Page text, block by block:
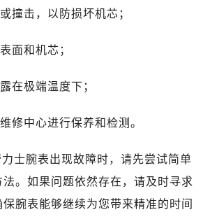
撞击，以防损坏机芯；
面和机芯；
在极端温度下；
修中心进行保养和检测。
士腕表出现故障时，请先尝试简单
。如果问题依然存在，请及时寻求
腕表能够继续为您带来精准的时间